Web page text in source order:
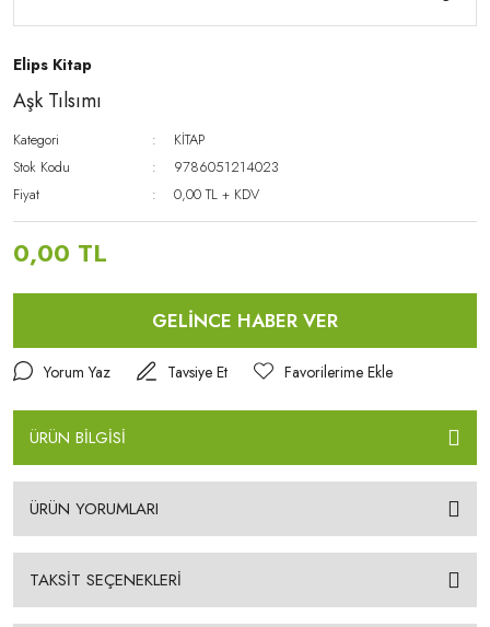
Elips Kitap
Aşk Tılsımı
Kategori
KİTAP
Stok Kodu
9786051214023
Fiyat
0,00 TL + KDV
0,00 TL
GELİNCE HABER VER
Yorum Yaz Tavsiye Et
ÜRÜN BİLGİSİ
ÜRÜN YORUMLARI
TAKSİT SEÇENEKLERİ